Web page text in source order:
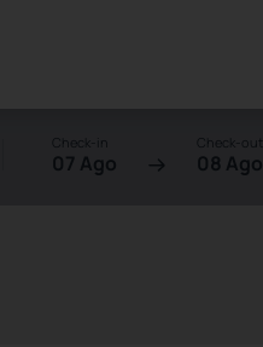
Check-in
07 Ago
Check-out
08 Ago